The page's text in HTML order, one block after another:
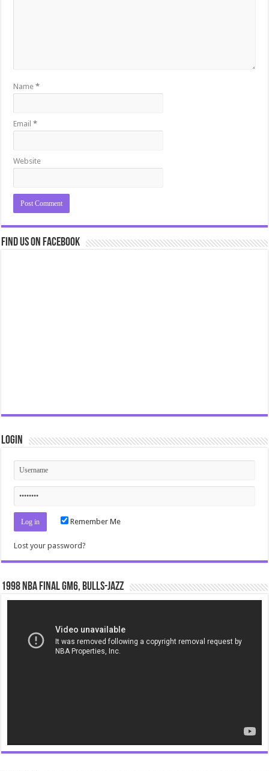
Name*
Email*
Website
Find us on Facebook
Login
Remember Me
Lost your password?
1998 NBA Final gm6, Bulls-Jazz